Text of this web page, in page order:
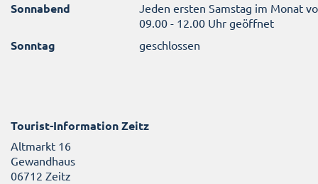
Sonnabend
Jeden ersten Samstag im Monat
09.00 - 12.00 Uhr geöffnet
Sonntag geschlossen
Tourist-Information Zeitz
Altmarkt 16
Gewandhaus
06712 Zeitz